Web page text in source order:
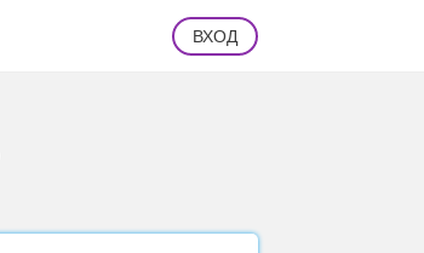
ВХОД